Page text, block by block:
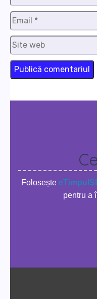
*
Email
*
Site
web
Folosește
pentru a